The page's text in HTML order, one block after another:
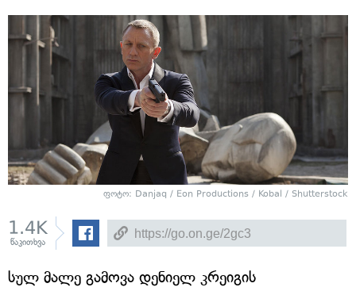
ფოტო: Danjaq / Eon Productions / Kobal / Shutterstock
1.4K
წაკითხვა
სულ მალე გამოვა დენიელ კრეიგის